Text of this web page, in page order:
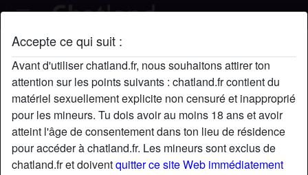
Accepte ce qui suit :
Avant d'utiliser chatland.fr, nous souhaitons attirer ton
attention sur les points suivants : chatland.fr contient du
matériel sexuellement explicite non censuré et inapproprié
pour les mineurs. Tu dois avoir au moins 18 ans et avoir
atteint l'âge de consentement dans ton lieu de résidence
pour accéder à chatland.fr. Les mineurs sont exclus de
chatland.fr et doiventquitter ce site Web immédiatement
JessicAmical's profil